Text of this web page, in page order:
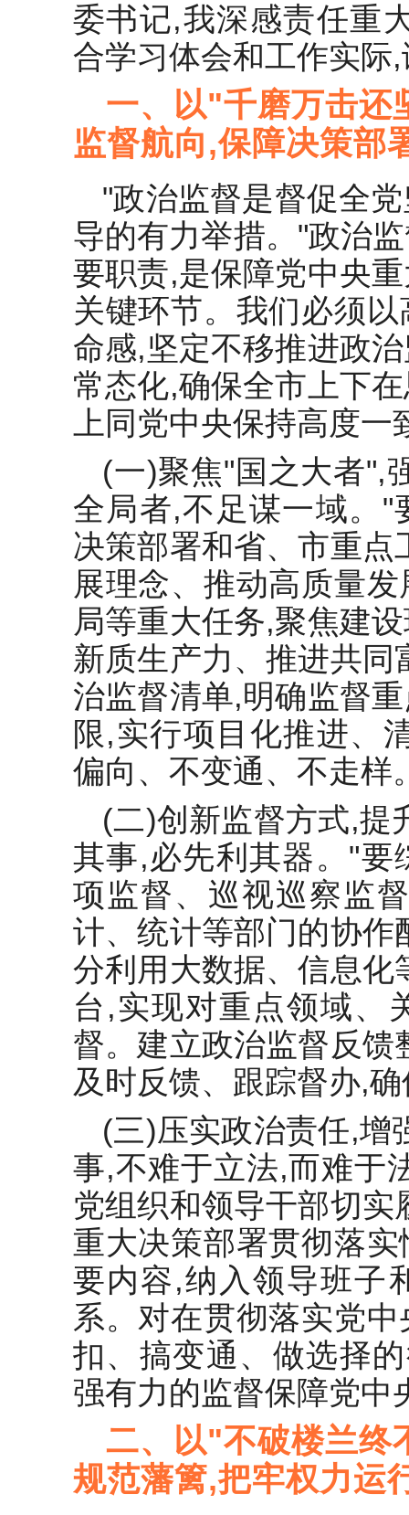
委书记,我深感责任重
合学习体会和工作实际
一、以"千磨万击还
监督航向,保障决策部
"政治监督是督促全
导的有力举措。"政治
要职责,是保障党中央
关键环节。我们必须
命感,坚定不移推进政
常态化,确保全市上下
上同党中央保持高度一
(一)聚焦"国之大者",
全局者,不足谋一域。"
决策部署和省、市重
展理念、推动高质量
局等重大任务,聚焦建
新质生产力、推进共
治监督清单,明确监督
限,实行项目化推进、
偏向、不变通、不走样
(二)创新监督方式,提
其事,必先利其器。"要
项监督、巡视巡察监
计、统计等部门的协作
分利用大数据、信息化
台,实现对重点领域、
督。建立政治监督反
及时反馈、跟踪督办,
(三)压实政治责任,增
事,不难于立法,而难于
党组织和领导干部切
重大决策部署贯彻落
要内容,纳入领导班子
系。对在贯彻落实党
扣、搞变通、做选择
强有力的监督保障党中
二、以"不破楼兰终
规范藩篱,把牢权力运